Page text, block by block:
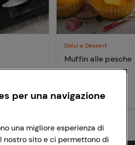
Dolci e Dessert
Muffin alle pesche
per una navigazione
una migliore esperienza di
nostro sito e ci permettono di